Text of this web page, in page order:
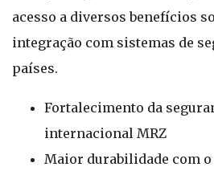
acesso a diversos benefícios
integração com sistemas de
países.
Fortalecimento da
internacional MRZ
Maior durabilidade com o